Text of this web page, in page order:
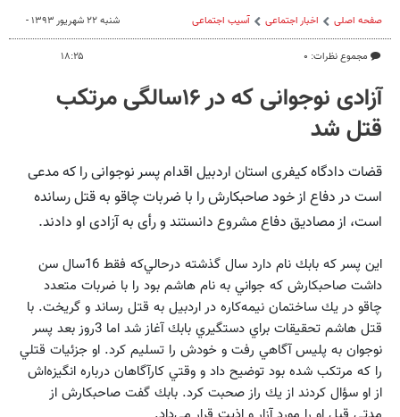
صفحه اصلی اخبار اجتماعی آسیب اجتماعی
مجموع نظرات: ۰
شنبه ۲۲ شهریور ۱۳۹۳ -
۱۸:۲۵
آزادی نوجوانی که در ۱۶سالگی مرتکب
قتل شد
قضات دادگاه کیفری استان اردبیل اقدام پسر نوجوانی را که مدعی
است در دفاع از خود صاحبکارش را با ضربات چاقو به قتل رسانده
است، از مصادیق دفاع مشروع دانستند و رأی به آزادی او دادند.
اين پسر كه بابك نام دارد سال گذشته درحالي‌كه فقط 16سال سن
داشت صاحبكارش كه جواني به نام هاشم بود را با ضربات متعدد
چاقو در يك ساختمان نيمه‌كاره در اردبيل به قتل رساند و گريخت. با
قتل هاشم تحقيقات براي دستگيري بابك آغاز شد اما 3روز بعد پسر
نوجوان به پليس آگاهي رفت و خودش را تسليم كرد. او جزئيات قتلي
را كه مرتكب شده بود توضيح داد و وقتي كارآگاهان درباره انگيزه‌اش
از او سؤال كردند از يك راز صحبت كرد. بابك گفت صاحبكارش از